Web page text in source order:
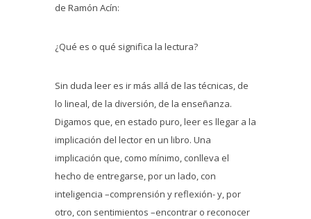
de Ramón Acín:
¿Qué es o qué significa la lectura?
Sin duda leer es ir más allá de las técnicas, de
lo lineal, de la diversión, de la enseñanza.
Digamos que, en estado puro, leer es llegar a la
implicación del lector en un libro. Una
implicación que, como mínimo, conlleva el
hecho de entregarse, por un lado, con
inteligencia –comprensión y reflexión- y, por
otro, con sentimientos –encontrar o reconocer